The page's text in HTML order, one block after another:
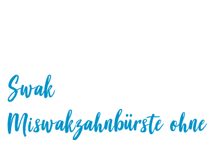
Swak
Miswakzahnbürste ohne